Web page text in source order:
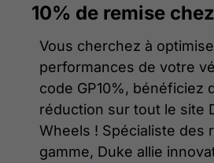
10% de remise
Vous cherchez à
performances de votre
code GP10%, bénéficiez
réduction sur tout le site
Wheels ! Spécialiste des
gamme, Duke allie